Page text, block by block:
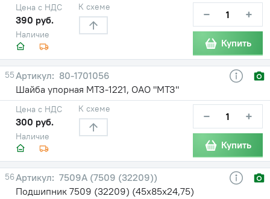
Наличие
Цена с НДС
390 руб.
К схеме − +
Купить
55
80-1701056
Шайба упорная МТЗ-1221, ОАО "МТЗ"
Наличие
Цена с НДС
300 руб.
К схеме − +
Купить
56
7509А (7509 (32209))
Подшипник 7509 (32209) (45х85х24,75)